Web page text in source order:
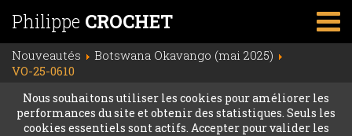
Philippe CROCHET
Nouveautés
Botswana Okavango (mai 2025)
VO-25-0610
Nous souhaitons utiliser les cookies pour améliorer les
performances du site et obtenir des statistiques. Seuls les
cookies essentiels sont actifs. Accepter pour valider les